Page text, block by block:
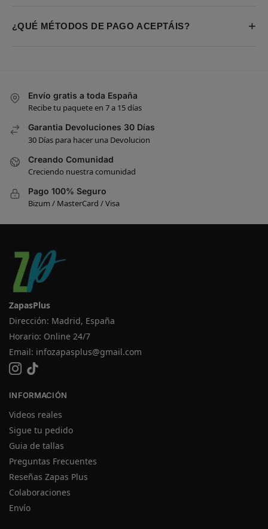
¿QUÉ MÉTODOS DE PAGO ACEPTÁIS? +
Envío gratis a toda España
Recibe tu paquete en 7 a 15 días
Garantia Devoluciones 30 Días
30 Días para hacer una Devolucion
Creando Comunidad
Creciendo nuestra comunidad
Pago 100% Seguro
Bizum / MasterCard / Visa
ZapasPlus
Dirección: Madrid, España
Horario: Online 24/7
Email: infozapasplus@gmail.com
INFORMACIÓN
Videos reales
Sigue tu pedido
Guia de tallas
Preguntas Frecuentes
Reseñas Zapas Plus
Colaboraciones
Envío